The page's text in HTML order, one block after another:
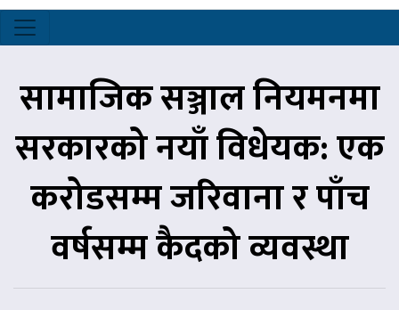
सामाजिक सञ्जाल नियमनमा
सरकारको नयाँ विधेयक: एक
करोडसम्म जरिवाना र पाँच
वर्षसम्म कैदको व्यवस्था